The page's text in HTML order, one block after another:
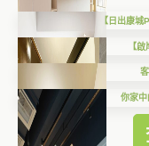
【日出康
【
你家